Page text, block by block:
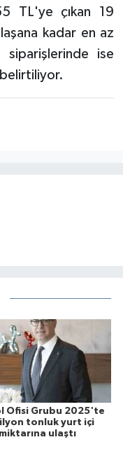
TL'ye çıkan 19
kadar en az
siparişlerinde ise
belirtiliyor.
Ofisi Grubu 2025'te
tonluk yurt içi
ulaştı